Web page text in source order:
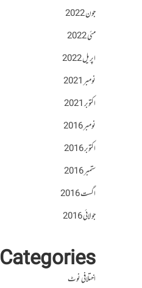
جون 2022
مئی 2022
اپریل 2022
نومبر 2021
اکتوبر 2021
نومبر 2016
اکتوبر 2016
ستمبر 2016
اگست 2016
جولائی 2016
Categories
اختلافی نوٹ